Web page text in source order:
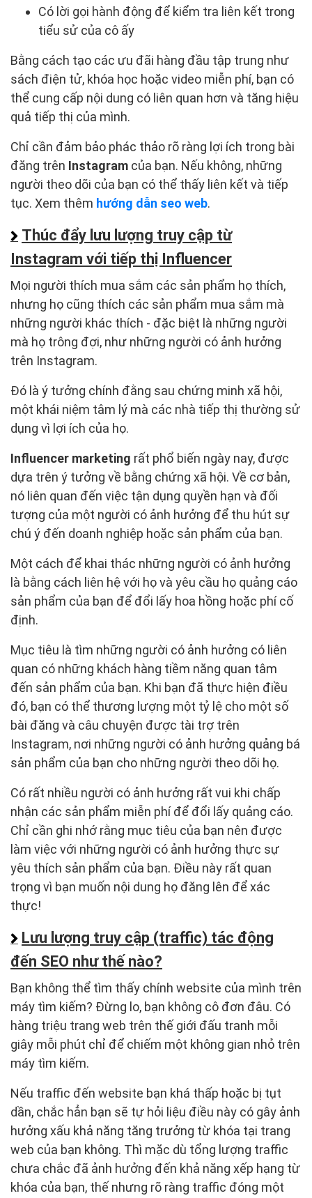
Có lời gọi hành động để kiểm tra liên kết trong
tiểu sử của cô ấy
Bằng cách tạo các ưu đãi hàng đầu tập trung như
sách điện tử, khóa học hoặc video miễn phí, bạn có
thể cung cấp nội dung có liên quan hơn và tăng hiệu
quả tiếp thị của mình.
Chỉ cần đảm bảo phác thảo rõ ràng lợi ích trong bài
đăng trên Instagram của bạn. Nếu không, những
người theo dõi của bạn có thể thấy liên kết và tiếp
tục. Xem thêm hướng dẫn seo web.
Thúc đẩy lưu lượng truy cập từ
Instagram với tiếp thị Influencer
Mọi người thích mua sắm các sản phẩm họ thích,
nhưng họ cũng thích các sản phẩm mua sắm mà
những người khác thích - đặc biệt là những người
mà họ trông đợi, như những người có ảnh hưởng
trên Instagram.
Đó là ý tưởng chính đằng sau chứng minh xã hội,
một khái niệm tâm lý mà các nhà tiếp thị thường sử
dụng vì lợi ích của họ.
Influencer marketing rất phổ biến ngày nay, được
dựa trên ý tưởng về bằng chứng xã hội. Về cơ bản,
nó liên quan đến việc tận dụng quyền hạn và đối
tượng của một người có ảnh hưởng để thu hút sự
chú ý đến doanh nghiệp hoặc sản phẩm của bạn.
Một cách để khai thác những người có ảnh hưởng
là bằng cách liên hệ với họ và yêu cầu họ quảng cáo
sản phẩm của bạn để đổi lấy hoa hồng hoặc phí cố
định.
Mục tiêu là tìm những người có ảnh hưởng có liên
quan có những khách hàng tiềm năng quan tâm
đến sản phẩm của bạn. Khi bạn đã thực hiện điều
đó, bạn có thể thương lượng một tỷ lệ cho một số
bài đăng và câu chuyện được tài trợ trên
Instagram, nơi những người có ảnh hưởng quảng bá
sản phẩm của bạn cho những người theo dõi họ.
Có rất nhiều người có ảnh hưởng rất vui khi chấp
nhận các sản phẩm miễn phí để đổi lấy quảng cáo.
Chỉ cần ghi nhớ rằng mục tiêu của bạn nên được
làm việc với những người có ảnh hưởng thực sự
yêu thích sản phẩm của bạn. Điều này rất quan
trọng vì bạn muốn nội dung họ đăng lên để xác
thực!
Lưu lượng truy cập (traffic) tác động
đến SEO như thế nào?
Bạn không thể tìm thấy chính website của mình trên
máy tìm kiếm? Đừng lo, bạn không cô đơn đâu. Có
hàng triệu trang web trên thế giới đấu tranh mỗi
giây mỗi phút chỉ để chiếm một không gian nhỏ trên
máy tìm kiếm.
Nếu traffic đến website bạn khá thấp hoặc bị tụt
dần, chắc hẳn bạn sẽ tự hỏi liệu điều này có gây ảnh
hưởng xấu khả năng tăng trưởng từ khóa tại trang
web của bạn không. Thì mặc dù tổng lượng traffic
chưa chắc đã ảnh hưởng đến khả năng xếp hạng từ
khóa của bạn, thế nhưng rõ ràng traffic đóng một